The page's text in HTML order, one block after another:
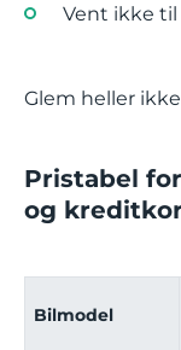
Vent ikke til
Glem heller
Pristabel
og
Bilmodel